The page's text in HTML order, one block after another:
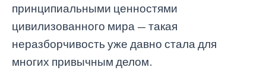
принципиальными ценностями
цивилизованного мира — такая
неразборчивость уже давно стала для
многих привычным делом.